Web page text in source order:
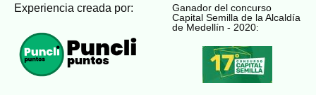
Experiencia creada por:
Ganador del concurso
Capital Semilla de la Alcaldía
de Medellín - 2020: